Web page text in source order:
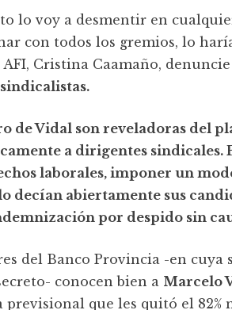
lo voy a desmentir en
con todos los gremios, lo
Cristina Caamaño,
de Vidal son reveladoras del
a dirigentes sindicales.
laborales, imponer un
decían abiertamente sus
por despido sin
del Banco Provincia -en
conocen bien a Marcelo
que les quitó el 82%